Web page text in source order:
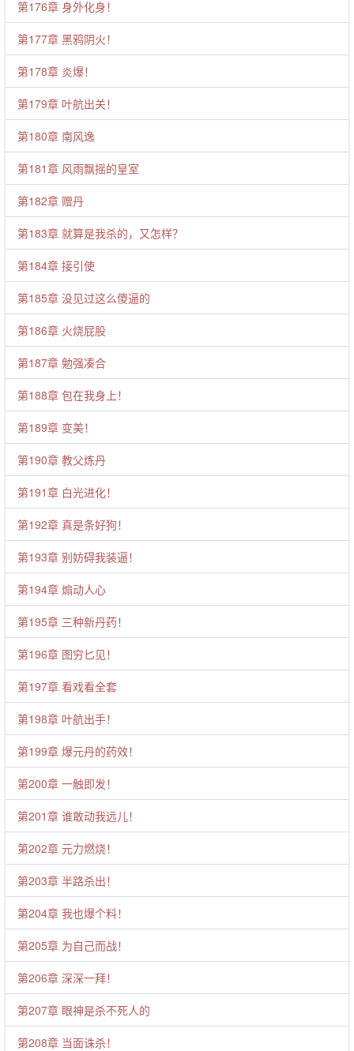
第176章 身外化身！
第177章 黑鸦阴火！
第178章 炎爆！
第179章 叶航出关！
第180章 南风逸
第181章 风雨飘摇的皇室
第182章 赠丹
第183章 就算是我杀的，又怎样？
第184章 接引使
第185章 没见过这么傻逼的
第186章 火烧屁股
第187章 勉强凑合
第188章 包在我身上！
第189章 变美！
第190章 教父炼丹
第191章 白光进化！
第192章 真是条好狗！
第193章 别妨碍我装逼！
第194章 煽动人心
第195章 三种新丹药！
第196章 图穷匕见！
第197章 看戏看全套
第198章 叶航出手！
第199章 爆元丹的药效！
第200章 一触即发！
第201章 谁敢动我远儿！
第202章 元力燃烧！
第203章 半路杀出！
第204章 我也爆个料！
第205章 为自己而战！
第206章 深深一拜！
第207章 眼神是杀不死人的
第208章 当面诛杀！